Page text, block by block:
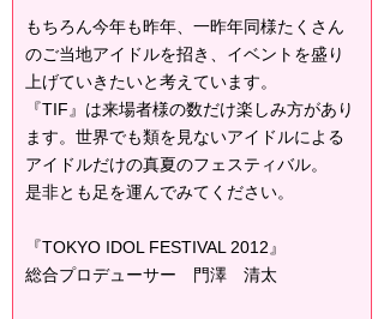
もちろん今年も昨年、一昨年同様たくさん
のご当地アイドルを招き、イベントを盛り
上げていきたいと考えています。
『TIF』は来場者様の数だけ楽しみ方があり
ます。世界でも類を見ないアイドルによる
アイドルだけの真夏のフェスティバル。
是非とも足を運んでみてください。
『TOKYO IDOL FESTIVAL 2012』
総合プロデューサー 門澤 清太